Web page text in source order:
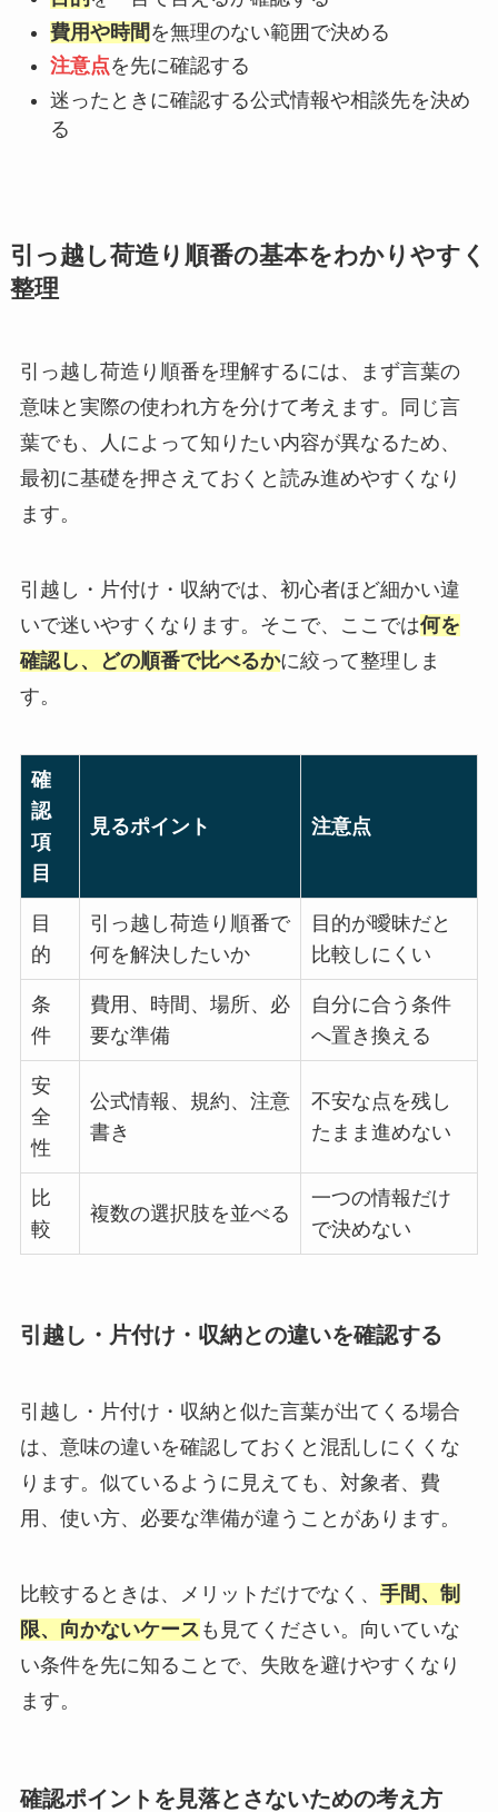
費用や時間 を無理のない範囲で決める
注意点を先に確認する
迷ったときに確認する公式情報や相談先を決め
る
引っ越し荷造り順番の基本をわかりやすく
整理
引っ越し荷造り順番を理解するには、まず言葉の
意味と実際の使われ方を分けて考えます。同じ言
葉でも、人によって知りたい内容が異なるため、
最初に基礎を押さえておくと読み進めやすくなり
ます。
引越し・片付け・収納では、初心者ほど細かい違
いで迷いやすくなります。そこで、ここでは何を
確認し、どの順番で比べるかに絞って整理しま
す。
確
認
項
目
見るポイント 注意点
目
的
引っ越し荷造り順番で
何を解決したいか
目的が曖昧だと
比較しにくい
条
件
費用、時間、場所、必
要な準備
自分に合う条件
へ置き換える
安
全
性
公式情報、規約、注意
書き
不安な点を残し
たまま進めない
比
較
複数の選択肢を並べる
一つの情報だけ
で決めない
引越し・片付け・収納との違いを確認する
引越し・片付け・収納と似た言葉が出てくる場合
は、意味の違いを確認しておくと混乱しにくくな
ります。似ているように見えても、対象者、費
用、使い方、必要な準備が違うことがあります。
比較するときは、メリットだけでなく、 手間、制
限、向かないケース も見てください。向いていな
い条件を先に知ることで、失敗を避けやすくなり
ます。
確認ポイントを見落とさないための考え方